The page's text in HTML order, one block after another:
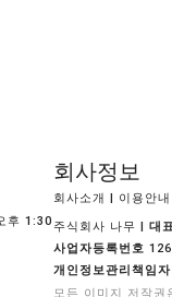
후 1:30
회사정보
회사소개 이용안내
주식회사 나무 | 대
사업자등록번호
개인정보관리책임자
모든 이미지 저작